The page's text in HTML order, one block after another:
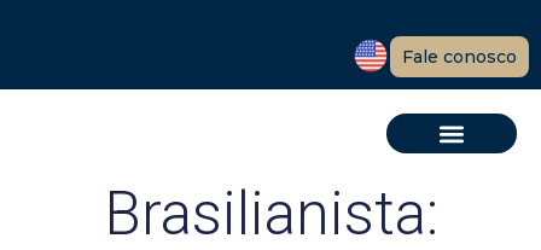
Fale conosco
Brasilianista: